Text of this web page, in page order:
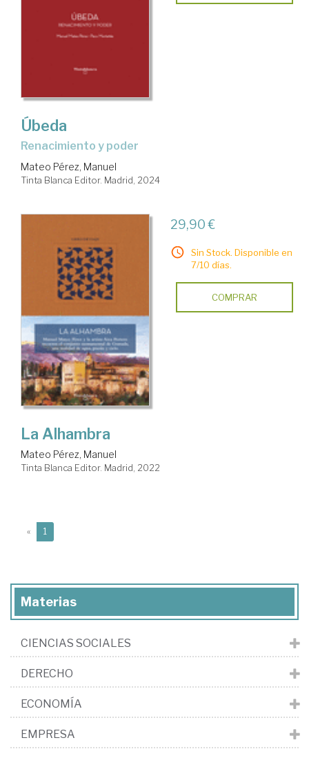
Úbeda
Renacimiento y poder
Mateo Pérez, Manuel
Tinta Blanca Editor. Madrid, 2024
29,90 €
Sin Stock. Disponible en
7/10 días.
COMPRAR
La Alhambra
Mateo Pérez, Manuel
Tinta Blanca Editor. Madrid, 2022
« 1
Materias
CIENCIAS SOCIALES
DERECHO
ECONOMÍA
EMPRESA